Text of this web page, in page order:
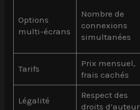
Options
multi-écrans
Nombre de
connexions
simultanées
Tarifs
Prix mensuel,
frais cachés
Légalité
Respect des
droits d’auteur